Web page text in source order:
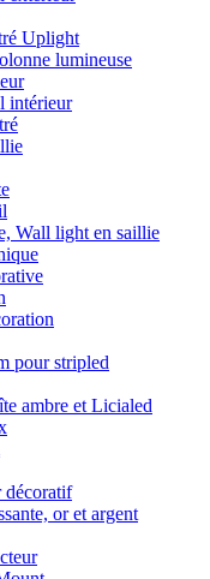
Uplight
lumineuse
intérieur
Wall light en saillie
pour stripled
ambre et Licialed
décoratif
or et argent